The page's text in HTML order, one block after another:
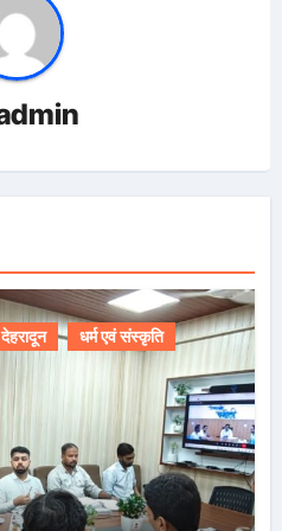
देहरादून धर्म एवं संस्कृति